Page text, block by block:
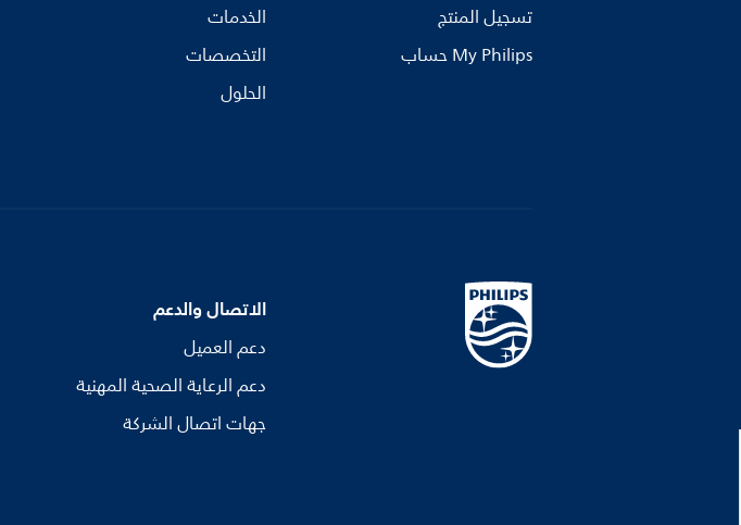
تسجيل المنتج
My Philips حساب
الخدمات
التخصصات
الحلول
الاتصال والدعم
دعم العميل
دعم الرعاية الصحية المهنية
جهات اتصال الشركة